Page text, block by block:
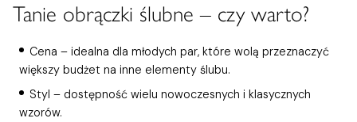
Tanie obrączki ślubne – czy warto?
Cena – idealna dla młodych par, które wolą przeznaczyć
większy budżet na inne elementy ślubu.
Styl – dostępność wielu nowoczesnych i klasycznych
wzorów.